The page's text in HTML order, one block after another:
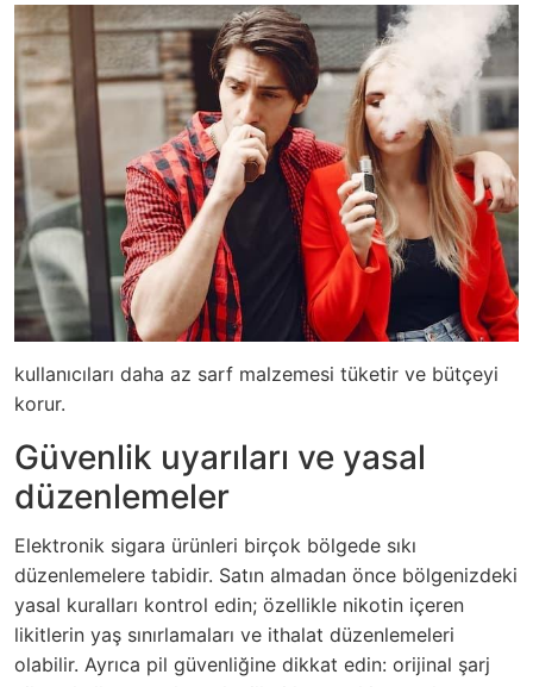
kullanıcıları daha az sarf malzemesi tüketir ve bütçeyi
korur.
Güvenlik uyarıları ve yasal
düzenlemeler
Elektronik sigara ürünleri birçok bölgede sıkı
düzenlemelere tabidir. Satın almadan önce bölgenizdeki
yasal kuralları kontrol edin; özellikle nikotin içeren
likitlerin yaş sınırlamaları ve ithalat düzenlemeleri
olabilir. Ayrıca pil güvenliğine dikkat edin: orijinal şarj